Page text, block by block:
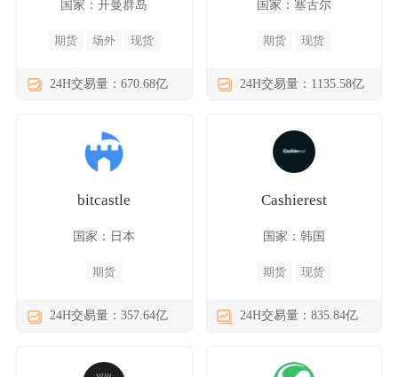
国家：开曼群岛
期货 场外 现货
24H交易量：670.68亿
国家：塞舌尔
期货 现货
24H交易量：1135.58亿
bitcastle
国家：日本
期货
24H交易量：357.64亿
Cashierest
国家：韩国
期货 现货
24H交易量：835.84亿